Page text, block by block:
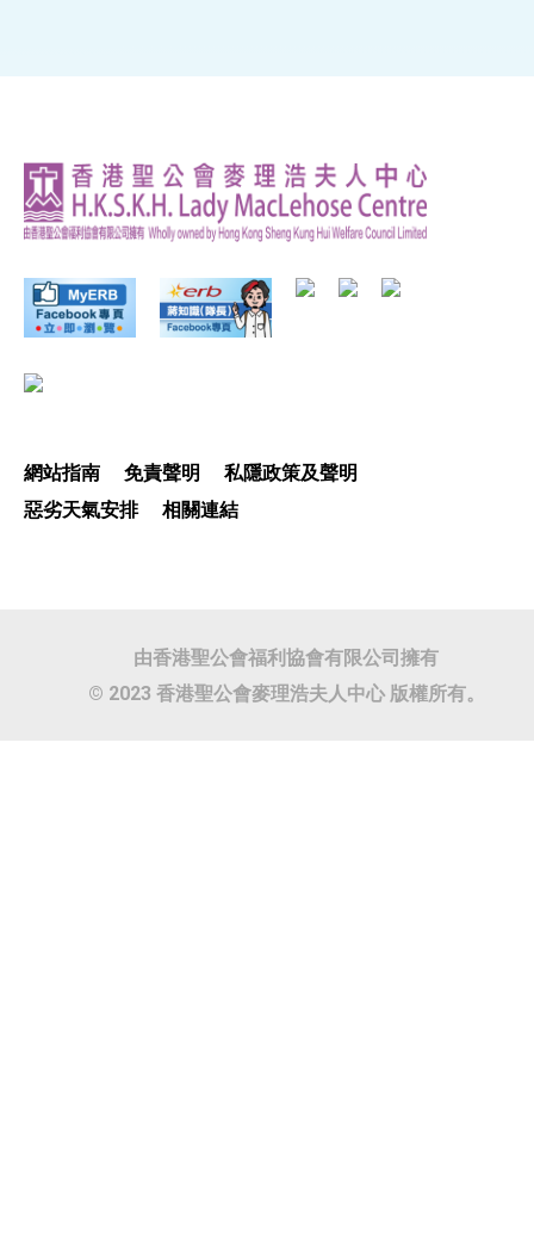
網站指南 免責聲明
私隱政策及聲明
惡劣天氣安排
相關連結
由香港聖公會福利協會有限公司擁有
© 2023 香港聖公會麥理浩夫人中心 版權所有。